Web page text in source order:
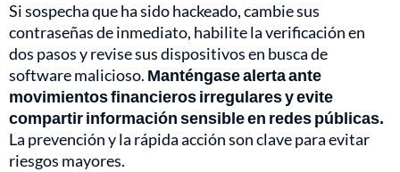
Si sospecha que ha sido hackeado, cambie sus
contraseñas de inmediato, habilite la verificación en
dos pasos y revise sus dispositivos en busca de
software malicioso. Manténgase alerta ante
movimientos financieros irregulares y evite
compartir información sensible en redes públicas.
La prevención y la rápida acción son clave para evitar
riesgos mayores.